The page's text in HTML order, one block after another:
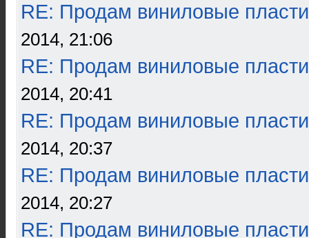
RE: Продам виниловые
2014, 21:06
RE: Продам виниловые
2014, 20:41
RE: Продам виниловые
2014, 20:37
RE: Продам виниловые
2014, 20:27
RE: Продам виниловые